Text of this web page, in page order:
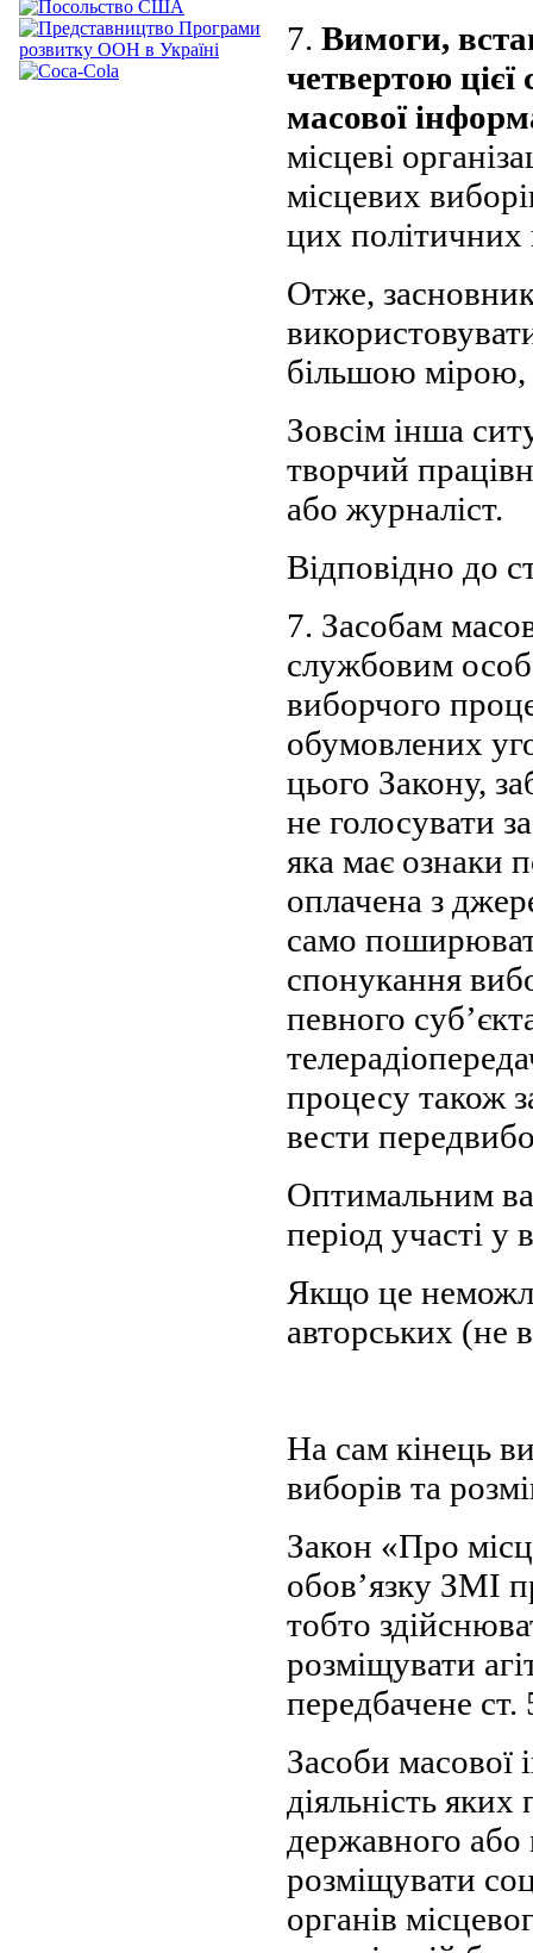
7. Вимоги,
четвертою цієї
масової
місцеві
місцевих
цих політичних
Отже,
більшою мірою,
Зовсім інша
творчий
або журналіст.
Відповідно до
7. Засобам
службовим
виборчого
обумовлених
цього Закону,
не голосувати
яка має ознаки
оплачена з
само
спонукання
певного
процесу також
вести
Оптимальним
період участі у
Якщо це
авторських (не
На сам кінець
виборів та
Закон «Про
обов’язку ЗМІ
тобто
розміщувати
передбачене
Засоби масової
діяльність
державного або
розміщувати
органів